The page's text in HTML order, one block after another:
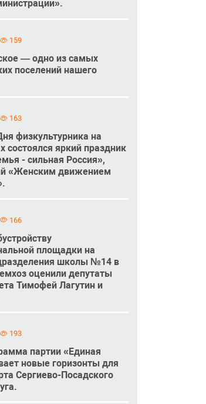
159
— одно из самых
поселений нашего
163
физкультурника на
состоялся яркий праздник
- сильная Россия»,
«Женским движением
166
площадки на
школы №14 в
оценили депутаты
Тимофей Лагутин и
193
партии «Единая
новые горизонты для
Сергиево-Посадского